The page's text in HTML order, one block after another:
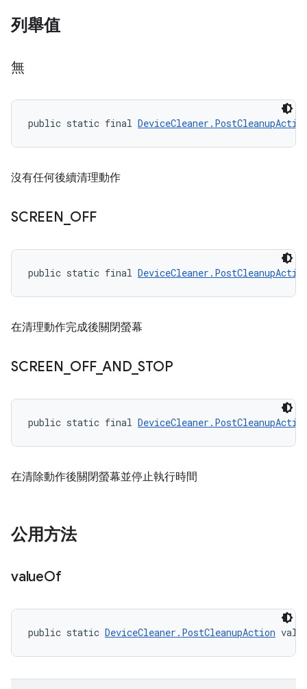
列舉值
無
public static final
沒有任何後續清理動作
SCREEN OFF
public static final
在清理動作完成後關閉螢幕
SCREEN OFF_AND_STOP
public static final
在清除動作後關閉螢幕並停止執行時間
公用方法
valueOf
public static DeviceCleaner.PostCleanupAction